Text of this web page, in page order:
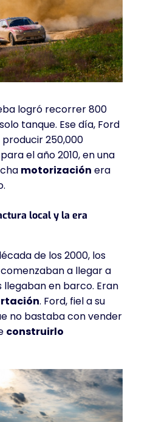
logró recorrer 800
tanque. Ese día, Ford
250,000
el año 2010, en una
motorización era
local y la era
de los 2000, los
a llegar a
llegaban en barco. Eran
. Ford, fiel a su
no bastaba con vender
construirlo